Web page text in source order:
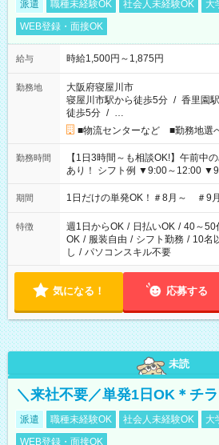
派遣 職種未経験OK 社会人未経験OK 大
WEB登録・面接OK
給与 時給1,500円～1,875円
勤務地
大阪府寝屋川市
寝屋川市駅から徒歩5分 / 香里園
徒歩5分 / …
■物流センターなど ■勤務地選
勤務時間
【1日3時間～も相談OK!】午前中
あり！ シフト例 ▼9:00～12:00
▼18:00～21:00
期間 1日だけの単発OK！＃8月～ ＃9
特徴 週1日からOK / 日払いOK / 40～50
OK / 服装自由 / シフト勤務 / 10名
し / パソコンスキル不要
気になる！ 応募する
未読
＼来社不要／単発1日OK＊チ
派遣 職種未経験OK 社会人未経験OK 大
WEB登録・面接OK